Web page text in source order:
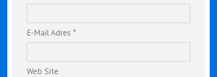
E-Mail Adres *
Web Site